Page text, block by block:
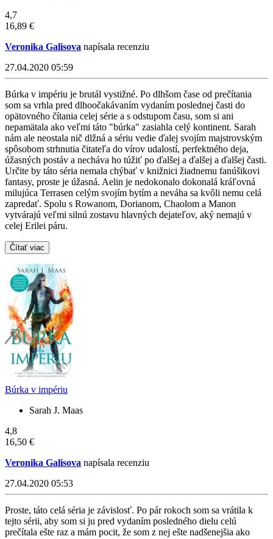
4,7
16,89 €
Veronika Galisova napísala recenziu
27.04.2020 05:59
Búrka v impériu je brutál vystižné. Po dlhšom čase od prečítania
som sa vrhla pred dlhoočakávaním vydaním poslednej časti do
opätovného čítania celej série a s odstupom času, som si ani
nepamätala ako veľmi táto "búrka" zasiahla celý kontinent. Sarah
nám ale neostala nič dlžná a sériu vedie ďalej svojím majstrovským
spôsobom strhnutia čitateľa do vírov udalostí, perfektného deja,
úžasných postáv a necháva ho túžiť po ďalšej a ďalšej a ďalšej časti.
Určite by táto séria nemala chýbať v knižnici žiadnemu fanúšikovi
fantasy, proste je úžasná. Aelin je nedokonalo dokonalá kráľovná
milujúca Terrasen celým svojím bytím a neváha sa kvôli nemu celá
zapredať. Spolu s Rowanom, Dorianom, Chaolom a Manon
vytvárajú veľmi silnú zostavu hlavných dejateľov, aký nemajú v
celej Erilei páru.
Čítať viac
Búrka v impériu
Sarah J. Maas
4,8
16,50 €
Veronika Galisova napísala recenziu
27.04.2020 05:53
Proste, táto celá séria je závislosť. Po pár rokoch som sa vrátila k
tejto sérii, aby som si ju pred vydaním posledného dielu celú
prečítala ešte raz a mám pocit, že som z nej ešte nadšenejšia ako